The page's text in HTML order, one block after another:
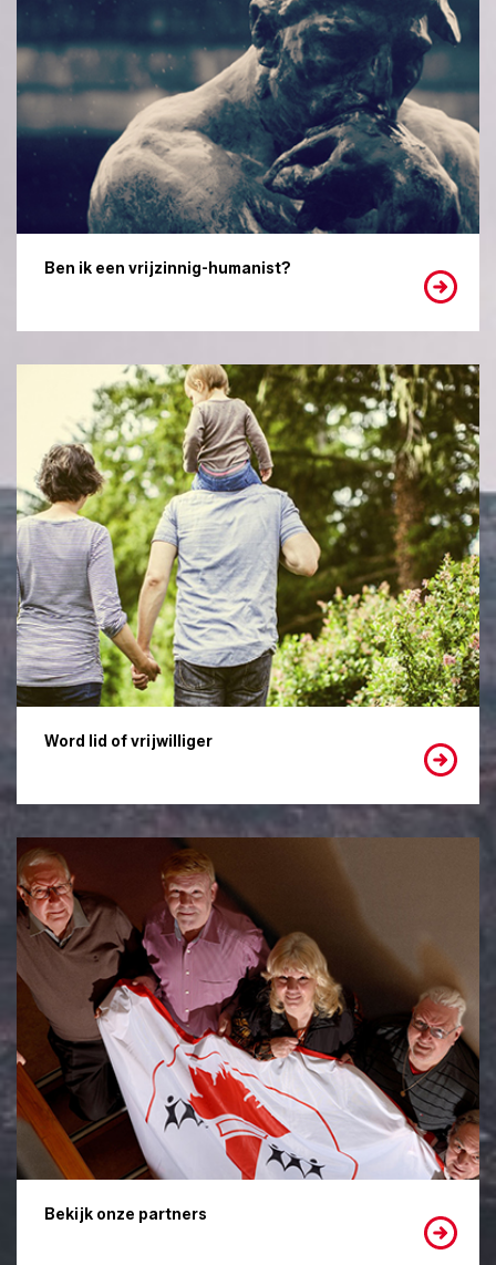
Ben ik een vrijzinnig-humanist?
Word lid of vrijwilliger
Bekijk onze partners